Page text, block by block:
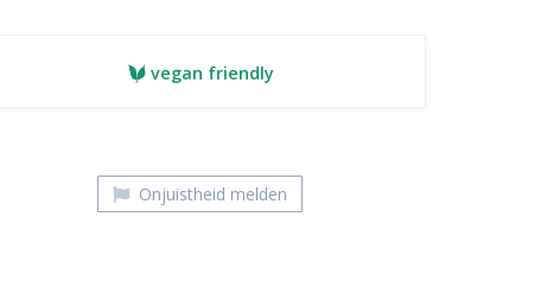
vegan friendly
Onjuistheid melden